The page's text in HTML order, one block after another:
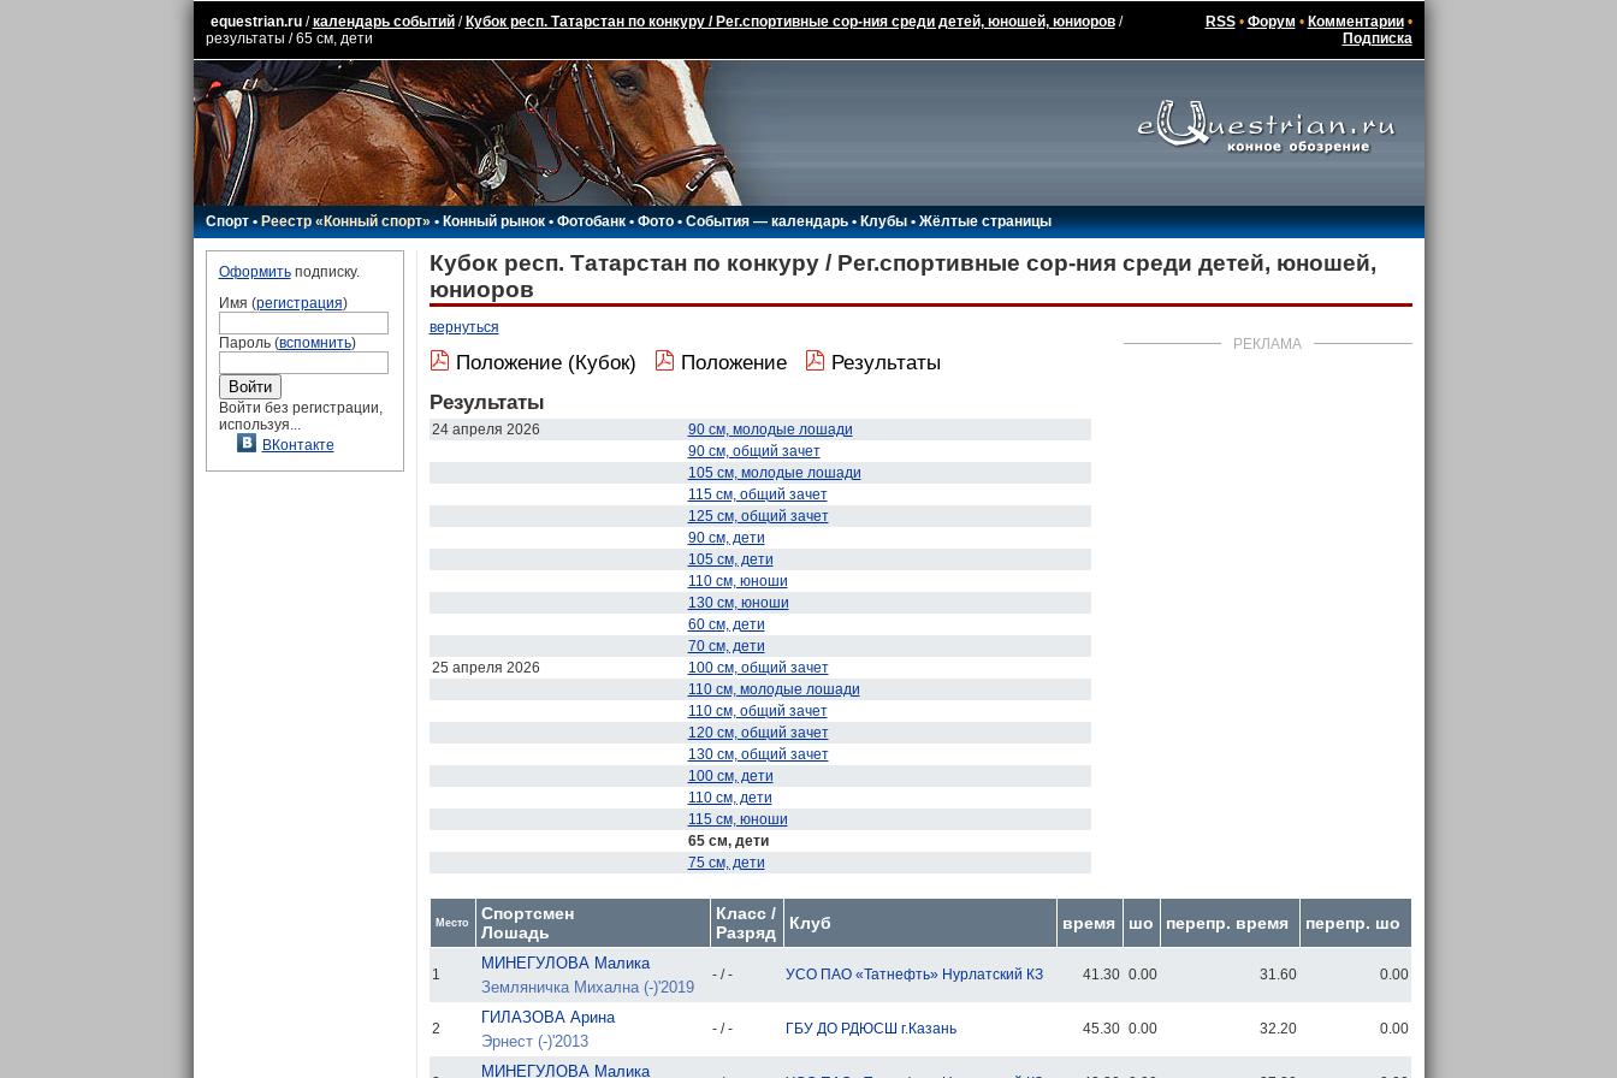
equestrian.ru/календарь событий/ Кубок респ. Татарстан по конкуру / Рег.спортивные сор-ния среди детей, юношей, юниоров/
результаты / 65 см, дети
RSS• Форум • Комментарии•
Подписка
Спорт•Реестр «Конный спорт»•Конный рынок•Фотобанк •Фото•События — календарь•Клубы •Жёлтые страницы
Оформитьподписку.
Имя (регистрация)
Пароль (вспомнить)
Войти без регистрации,
используя...
ВКонтакте
Кубок респ. Татарстан по конкуру / Рег.спортивные сор-ния среди детей, юношей,
юниоров
вернуться
РЕКЛАМА
Положение (Кубок) Положение Результаты
Результаты
24 апреля 2026
90 см, молодые лошади
90 см, общий зачет
105 см, молодые лошади
115 см, общий зачет
125 см, общий зачет
90 см, дети
105 см, дети
110 см, юноши
130 см, юноши
60 см, дети
70 см, дети
25 апреля 2026
100 см, общий зачет
110 см, молодые лошади
110 см, общий зачет
120 см, общий зачет
130 см, общий зачет
100 см, дети
110 см, дети
115 см, юноши
65 см, дети
75 см, дети
Место
Спортсмен
Лошадь
Класс /
Разряд
Клуб время шо перепр. время перепр. шо
1
МИНЕГУЛОВА Малика
Земляничка Михална (-)'2019
- / - УСО ПАО «Татнефть» Нурлатский КЗ 41.30 0.00 31.60 0.00
2
ГИЛАЗОВА Арина
Эрнест (-)'2013
- / - ГБУ ДО РДЮСШ г.Казань 45.30 0.00 32.20 0.00
МИНЕГУЛОВА Малика